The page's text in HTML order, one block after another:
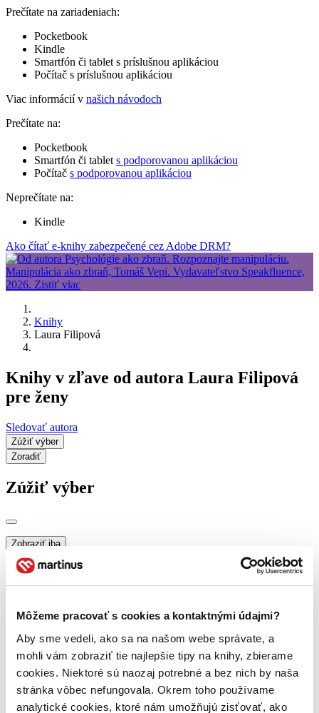
Môžeme pracovať s cookies a kontaktnými údajmi?
Aby sme vedeli, ako sa na našom webe správate, a
mohli vám zobraziť tie najlepšie tipy na knihy, zbierame
cookies. Niektoré sú naozaj potrebné a bez nich by naša
stránka vôbec nefungovala. Okrem toho používame
analytické cookies, ktoré nám umožňujú zisťovať, ako
Prečítate na zariadeniach:
Pocketbook
Kindle
Smartfón či tablet s príslušnou aplikáciou
Počítač s príslušnou aplikáciou
Viac informácií v našich návodoch
Prečítate na:
Pocketbook
Smartfón či tablet s podporovanou aplikáciou
Počítač s podporovanou aplikáciou
Neprečítate na:
Kindle
Ako čítať e-knihy zabezpečené cez Adobe DRM?
Knihy
Laura Filipová
Knihy v zľave od autora Laura Filipová
pre ženy
Sledovať autora
Zúžiť výber
Zoradiť
Zúžiť výber
Zobraziť iba
novinky (0 titulov)
zľavnené tituly (0 titulov)
na centrálnom sklade (0 titulov)na centrálnom sklade
pripravujeme (0 titulov)pripravujeme
dostupná (bez vypredaných) (0 titulov)dostupná (bez
vypredaných)
Nové / čítané
nová (0 titulov)nová